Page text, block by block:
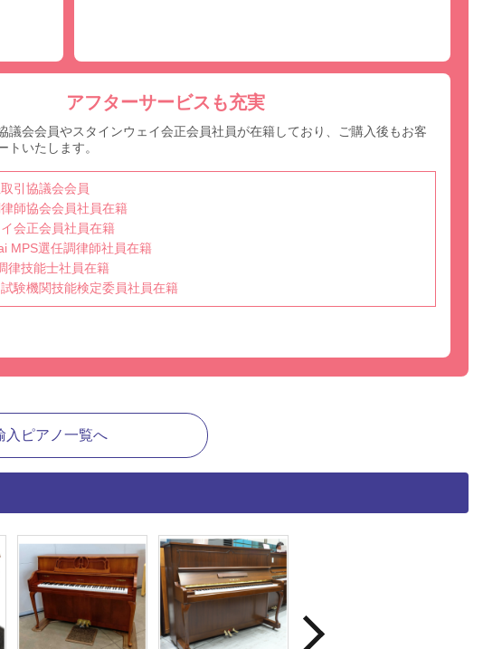
アフターサービスも充実
議会会員やスタインウェイ会正会員社員が在籍しており、ご購入後もお客
トいたします。
引協議会会員
師協会会員社員在籍
会正会員社員在籍
MPS選任調律師社員在籍
律技能士社員在籍
験機関技能検定委員社員在籍
入ピアノ一覧へ